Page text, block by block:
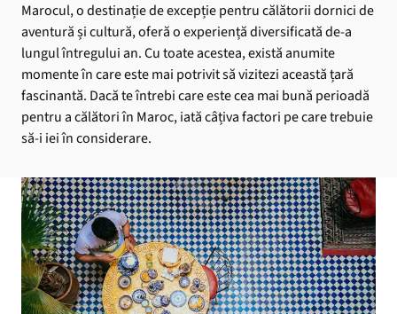
Marocul, o destinație de excepție pentru călătorii dornici de
aventură și cultură, oferă o experiență diversificată de-a
lungul întregului an. Cu toate acestea, există anumite
momente în care este mai potrivit să vizitezi această țară
fascinantă. Dacă te întrebi care este cea mai bună perioadă
pentru a călători în Maroc, iată câțiva factori pe care trebuie
să-i iei în considerare.